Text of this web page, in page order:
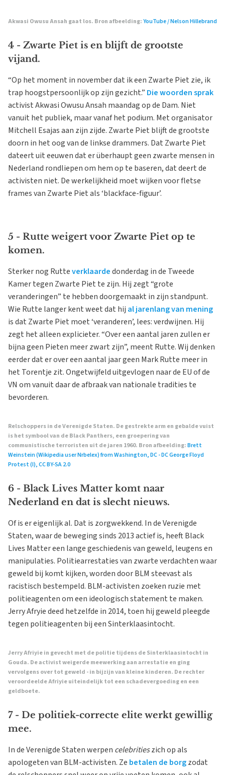
Akwasi Owusu Ansah gaat los. Bron afbeelding:YouTube / Nelson Hillebrand
4 - Zwarte Piet is en blijft de grootste
vijand.
“Op het moment in november dat ik een Zwarte Piet zie, ik
trap hoogstpersoonlijk op zijn gezicht.” Die woorden sprak
activist Akwasi Owusu Ansah maandag op de Dam. Niet
vanuit het publiek, maar vanaf het podium. Met organisator
Mitchell Esajas aan zijn zijde. Zwarte Piet blijft de grootste
doorn in het oog van de linkse drammers. Dat Zwarte Piet
dateert uit eeuwen dat er überhaupt geen zwarte mensen in
Nederland rondliepen om hem op te baseren, dat deert de
activisten niet. De werkelijkheid moet wijken voor fletse
frames van Zwarte Piet als ‘blackface-figuur’.
5 - Rutte weigert voor Zwarte Piet op te
komen.
Sterker nog Rutteverklaardedonderdag in de Tweede
Kamer tegen Zwarte Piet te zijn. Hij zegt “grote
veranderingen” te hebben doorgemaakt in zijn standpunt.
Wie Rutte langer kent weet dat hij al jarenlang van mening
is dat Zwarte Piet moet ‘veranderen’, lees: verdwijnen. Hij
zegt het alleen explicieter. “Over een aantal jaren zullen er
bijna geen Pieten meer zwart zijn”, meent Rutte. Wij denken
eerder dat er over een aantal jaar geen Mark Rutte meer in
het Torentje zit. Ongetwijfeld uitgevlogen naar de EU of de
VN om vanuit daar de afbraak van nationale tradities te
bevorderen.
Relschoppers in de Verenigde Staten. De gestrekte arm en gebalde vuist
is het symbool van de Black Panthers, een groepering van
communistische terroristen uit de jaren 1960. Bron afbeelding:Brett
Weinstein (Wikipedia user Nrbelex) from Washington, DC - DC George Floyd
Protest (I), CC BY-SA 2.0
6 - Black Lives Matter komt naar
Nederland en dat is slecht nieuws.
Of is er eigenlijk al. Dat is zorgwekkend. In de Verenigde
Staten, waar de beweging sinds 2013 actief is, heeft Black
Lives Matter een lange geschiedenis van geweld, leugens en
manipulaties. Politiearrestaties van zwarte verdachten waar
geweld bij komt kijken, worden door BLM steevast als
racistisch bestempeld. BLM-activisten zoeken ruzie met
politieagenten om een ideologisch statement te maken.
Jerry Afryie deed hetzelfde in 2014, toen hij geweld pleegde
tegen politieagenten bij een Sinterklaasintocht.
Jerry Afriyie in gevecht met de politie tijdens de Sinterklaasintocht in
Gouda. De activist weigerde meewerking aan arrestatie en ging
vervolgens over tot geweld - in bijzijn van kleine kinderen. De rechter
veroordeelde Afriyie uiteindelijk tot een schadevergoeding en een
geldboete.
7 - De politiek-correcte elite werkt gewillig
mee.
In de Verenigde Staten werpen celebritieszich op als
apologeten van BLM-activisten. Ze betalen de borgzodat